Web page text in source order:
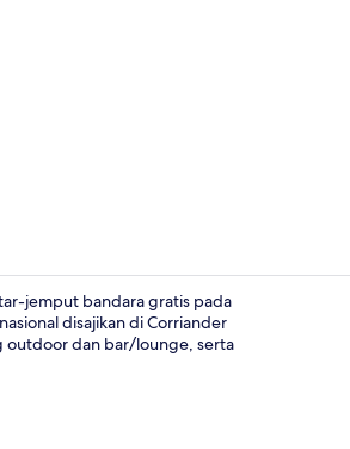
jemput bandara gratis pada
disajikan di Corriander
outdoor dan bar/lounge, serta